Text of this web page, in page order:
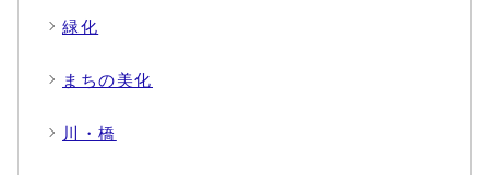
緑化
まちの美化
川・橋